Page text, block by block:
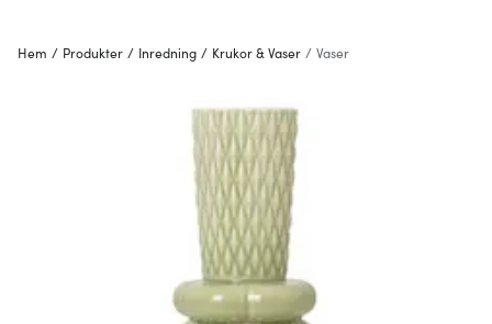
Hem / Produkter / Inredning / Krukor & Vaser / Vaser